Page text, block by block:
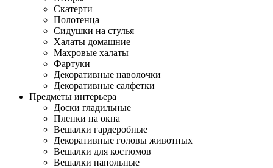
Скатерти
Полотенца
Сидушки на стулья
Халаты домашние
Махровые халаты
Фартуки
Декоративные наволочки
Декоративные салфетки
Предметы интерьера
Доски гладильные
Пленки на окна
Вешалки гардеробные
Декоративные головы животных
Вешалки для костюмов
Вешалки напольные